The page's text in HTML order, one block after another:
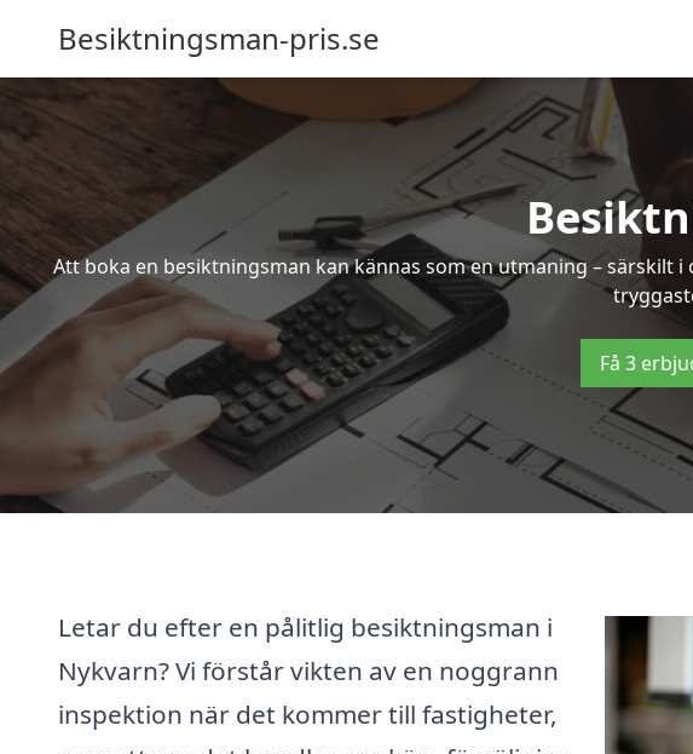
Besiktningsman-pris.se
Att boka en besiktningsman kan kännas som en utmaning –
Få 3
Letar du efter en pålitlig besiktningsman i
Nykvarn? Vi förstår vikten av en noggrann
inspektion när det kommer till fastigheter,